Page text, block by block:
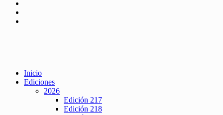
Inicio
Ediciones
2026
Edición 217
Edición 218